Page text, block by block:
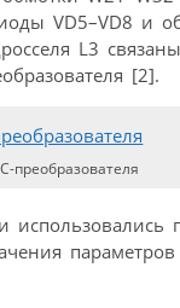
VD5–VD8 и
L3
[2].
преобразователя
использовались
параметров